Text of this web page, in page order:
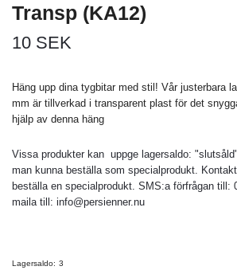
Transp (KA12)
10 SEK
Häng upp dina tygbitar med stil! Vår justerbara
mm är tillverkad i transparent plast för det
hjälp av denna häng
Vissa produkter kan uppge lagersaldo:
man kunna beställa som specialprodukt.
beställa en specialprodukt. SMS:a förfrågan till:
maila till: info@persienner.nu
Lagersaldo: 3